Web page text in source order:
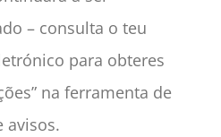
– consulta o teu
para obteres
na ferramenta de
avisos.